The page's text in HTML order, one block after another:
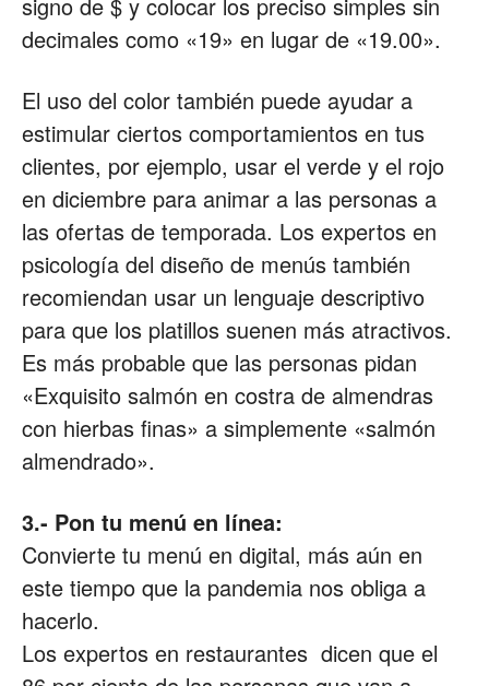
signo de $ y colocar los preciso simples sin
decimales como «19» en lugar de «19.00».
El uso del color también puede ayudar a
estimular ciertos comportamientos en tus
clientes, por ejemplo, usar el verde y el rojo
en diciembre para animar a las personas a
las ofertas de temporada. Los expertos en
psicología del diseño de menús también
recomiendan usar un lenguaje descriptivo
para que los platillos suenen más atractivos.
Es más probable que las personas pidan
«Exquisito salmón en costra de almendras
con hierbas finas» a simplemente «salmón
almendrado».
3.- Pon tu menú en línea:
Convierte tu menú en digital, más aún en
este tiempo que la pandemia nos obliga a
hacerlo.
Los expertos en restaurantes dicen que el